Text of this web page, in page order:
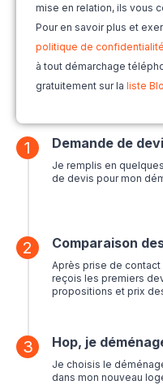
mise en relation, ils vous
Pour en savoir plus et
politique de
à tout démarchage
gratuitement sur la liste
1 Demande de
Je remplis en
de devis pour mon
2 Comparaison
Après prise de
reçois les premiers
propositions et prix
3 Hop, je
Je choisis le
dans mon nouveau